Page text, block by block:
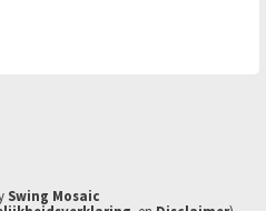
Swing Mosaic